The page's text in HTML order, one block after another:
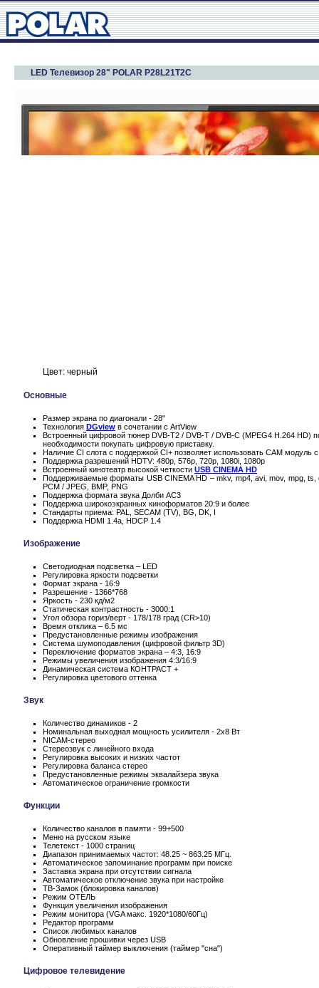
LED Телевизор 28" POLAR P28L21T2C
Цвет: черный
Основные
Размер экрана по диагонали - 28"
Технология DGview в сочетании с ArtView
Встроенный цифровой тюнер DVB-T2 / DVB-T / DVB-C (MPEG4 H.264 HD)
необходимости покупать цифровую приставку.
Наличие CI слота с поддержкой CI+ позволяет использовать CAM
Поддержка разрешений HDTV: 480p, 576p, 720p, 1080i, 1080p
Встроенный кинотеатр высокой четкости USB CINEMA HD
Поддерживаемые форматы USB CINEMA HD – mkv, mp4, avi, mov, mpg, ts,
PCM / JPEG, BMP, PNG
Поддержка формата звука Долби AC3
Поддержка широкоэкранных киноформатов 20:9 и более
Стандарты приема: PAL, SECAM (TV), BG, DK, I
Поддержка HDMI 1.4a, HDCP 1.4
Изображение
Светодиодная подсветка – LED
Регулировка яркости подсветки
Формат экрана - 16:9
Разрешение - 1366*768
Яркость - 230 кд/м2
Статическая контрастность - 3000:1
Угол обзора гориз/верт - 178/178 град (CR>10)
Время отклика – 6.5 мс
Предустановленные режимы изображения
Система шумоподавления (цифровой фильтр 3D)
Переключение форматов экрана – 4:3, 16:9
Режимы увеличения изображения 4:3/16:9
Динамическая система КОНТРАСТ +
Регулировка цветового оттенка
Звук
Количество динамиков - 2
Номинальная выходная мощность усилителя - 2x8 Вт
NICAM-стерео
Стереозвук с линейного входа
Регулировка высоких и низких частот
Регулировка баланса стерео
Предустановленные режимы эквалайзера звука
Автоматическое ограничение громкости
Функции
Количество каналов в памяти - 99+500
Меню на русском языке
Телетекст - 1000 страниц
Диапазон принимаемых частот: 48.25 ~ 863.25 МГц.
Автоматическое запоминание программ при поиске
Заставка экрана при отсутствии сигнала
Автоматическое отключение звука при настройке
ТВ-Замок (блокировка каналов)
Режим ОТЕЛЬ
Функция увеличения изображения
Режим монитора (VGA макс. 1920*1080/60Гц)
Редактор программ
Список любимых каналов
Обновление прошивки через USB
Оперативный таймер выключения (таймер "сна")
Цифровое телевидение